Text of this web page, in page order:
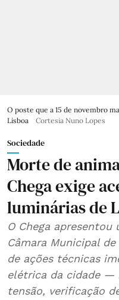
O poste que a 15 de novembro
Lisboa
Cortesia Nuno Lopes
Sociedade
Morte de
Chega exige
luminárias de
O Chega
Câmara Municipal
de ações técnicas
elétrica da cidade —
tensão, verificação